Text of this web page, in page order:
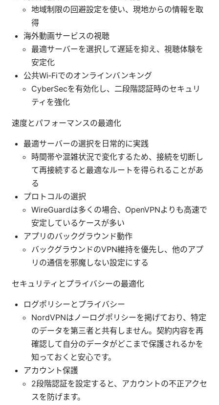
地域制限の回避設定を使い、現地からの情報を取
得
海外動画サービスの視聴
最適サーバーを選択して遅延を抑え、視聴体験を
安定化
公共Wi‑Fiでのオンラインバンキング
CyberSecを有効化し、二段階認証時のセキュリ
ティを強化
速度とパフォーマンスの最適化
最適サーバーの選択を日常的に実践
時間帯や混雑状況で変化するため、接続を切断し
て再接続すると最適なルートを得られることがあ
る
プロトコルの選択
WireGuardは多くの場合、OpenVPNよりも高速で
安定しているケースが多い
アプリのバックグラウンド動作
バックグラウンドのVPN維持を優先し、他のアプ
リの通信を邪魔しない設定にする
セキュリティとプライバシーの最適化
ログポリシーとプライバシー
NordVPNはノーログポリシーを掲げており、特定
のデータを第三者と共有しません。契約内容を再
確認して自分のデータがどこまで保護されるかを
知っておくと安心です。
アカウント保護
2段階認証を設定すると、アカウントの不正アクセ
スを防げます。